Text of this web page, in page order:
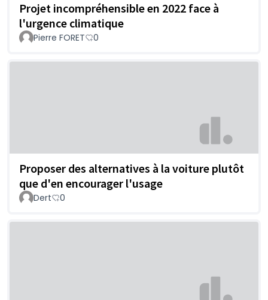
Projet incompréhensible en 2022 face à
l'urgence climatique
Pierre FORET 0
Proposer des alternatives à la voiture plutôt
que d'en encourager l'usage
Dert 0